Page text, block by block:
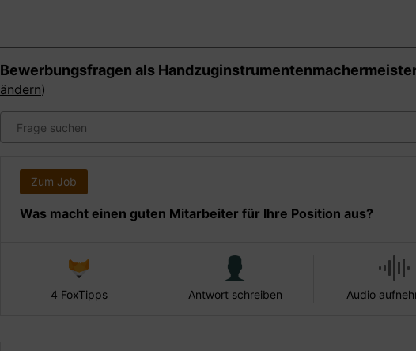
Bewerbungsfragen als
ändern)
Zum Job
Was macht einen guten Mitarbeiter für Ihre Position aus?
4 FoxTipps Antwort schreiben Audio